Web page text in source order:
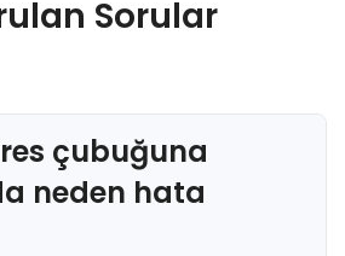
Sorular
çubuğuna
neden hata